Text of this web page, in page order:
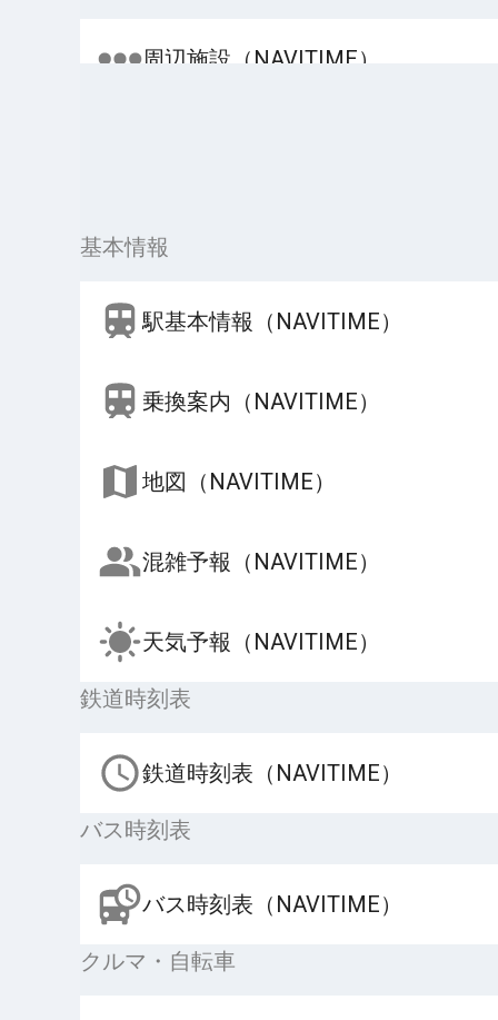
周辺施設（NAVITIME）
基本情報
駅基本情報（NAVITIME）
乗換案内（NAVITIME）
地図（NAVITIME）
混雑予報（NAVITIME）
天気予報（NAVITIME）
鉄道時刻表
鉄道時刻表（NAVITIME）
バス時刻表
バス時刻表（NAVITIME）
クルマ・自転車